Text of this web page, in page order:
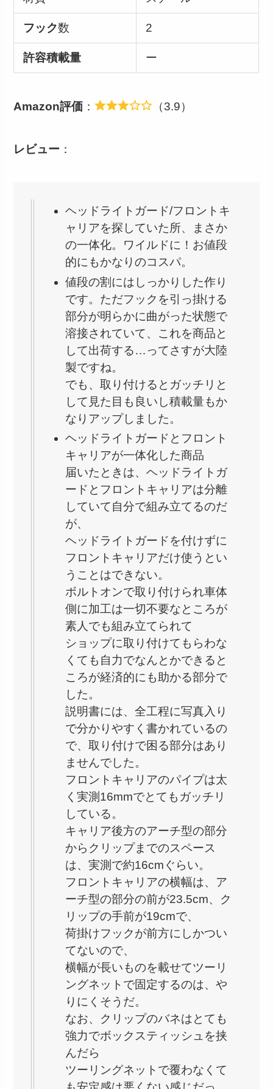
フック数 2
許容積載量 ー
Amazon評価 ： （3.9）
レビュー ：
ヘッドライトガード/フロントキ
ャリアを探していた所、まさか
の一体化。ワイルドに！お値段
的にもかなりのコスパ。
値段の割にはしっかりした作り
です。ただフックを引っ掛ける
部分が明らかに曲がった状態で
溶接されていて、これを商品と
して出荷する…ってさすが大陸
製ですね。
でも、取り付けるとガッチリと
して見た目も良いし積載量もか
なりアップしました。
ヘッドライトガードとフロント
キャリアが一体化した商品
届いたときは、ヘッドライトガ
ードとフロントキャリアは分離
していて自分で組み立てるのだ
が、
ヘッドライトガードを付けずに
フロントキャリアだけ使うとい
うことはできない。
ボルトオンで取り付けられ車体
側に加工は一切不要なところが
素人でも組み立てられて
ショップに取り付けてもらわな
くても自力でなんとかできると
ころが経済的にも助かる部分で
した。
説明書には、全工程に写真入り
で分かりやすく書かれているの
で、取り付けで困る部分はあり
ませんでした。
フロントキャリアのパイプは太
く実測16mmでとてもガッチリ
している。
キャリア後方のアーチ型の部分
からクリップまでのスペース
は、実測で約16cmぐらい。
フロントキャリアの横幅は、ア
ーチ型の部分の前が23.5cm、ク
リップの手前が19cmで、
荷掛けフックが前方にしかつい
てないので、
横幅が長いものを載せてツーリ
ングネットで固定するのは、や
りにくそうだ。
なお、クリップのバネはとても
強力でボックスティッシュを挟
んだら
ツーリングネットで覆わなくて